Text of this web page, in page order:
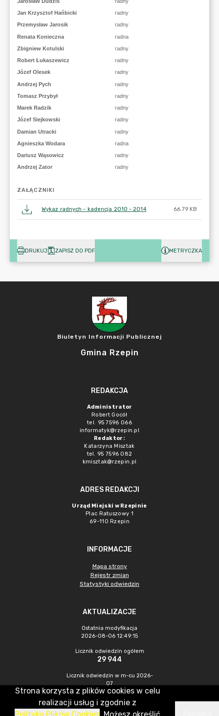
ZAŁĄCZNIKI
Wykaz radnych - kadencja 2010 - 2014 66.79 KB
DRUKUJ ZAPISZ DO PDF METRYCZKA
Biuletyn Informacji Publicznej
Gmina Rzepin
REDAKCJA
Administrator
Robert Gocół
tel. 95 7596 066
informatyk@rzepin.pl
Redaktor:
Katarzyna Misztak
tel. 95 7596 082
kmisztak@rzepin.pl
ADRES REDAKCJI
Urząd Miejski w Rzepinie
Plac Ratuszowy 1
69-110 Rzepin
INFORMACJE
Mapa strony
Rejestr zmian
Statystyki odwiedzin
AKTUALIZACJE
Ostatnia modyfikacja
2026-08-06 12:49:15
Licznik odwiedzin ogółem
29 944
Licznik odwiedzin w m-cu 2026-
07
434
CMS & Hosting: Nefeni Sp. z o.o.
Strona korzysta z plików cookies w celu
realizacji usług i zgodnie z